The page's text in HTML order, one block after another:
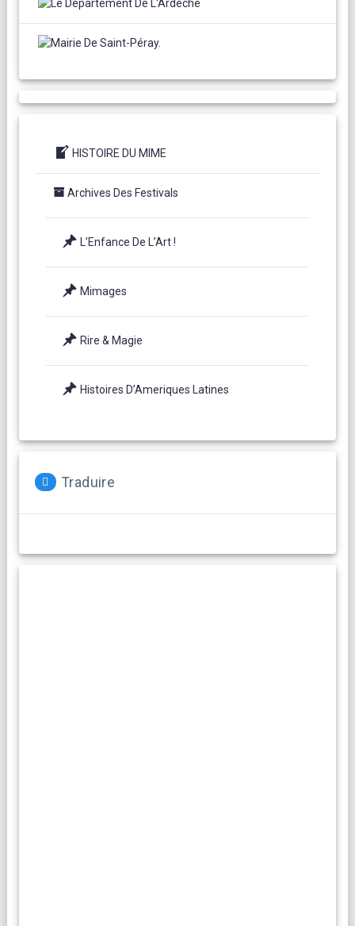
HISTOIRE DU MIME
Archives Des Festivals
L’Enfance De L’Art !
Mimages
Rire & Magie
Histoires D’Ameriques Latines
Traduire